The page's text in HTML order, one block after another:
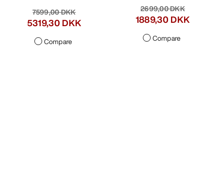
7599,00 DKK
5319,30 DKK
Compare
2699,00 DKK
1889,30 DKK
Compare